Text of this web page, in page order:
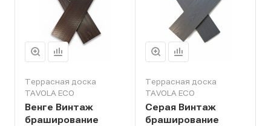
Террасная доска
TAVOLA ECO
Венге Винтаж
браширование
Террасная доска
TAVOLA ECO
Серая Винтаж
браширование